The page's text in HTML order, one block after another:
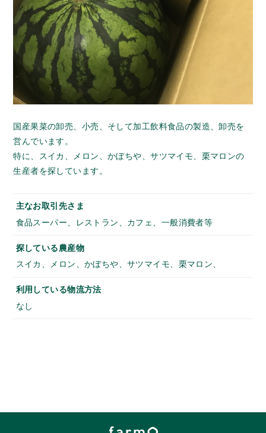
国産果菜の卸売、小売、そして加工飲料食品の製造、卸売を
営んでいます。
特に、スイカ、メロン、かぼちや、サツマイモ、栗マロンの
生産者を探しています。
主なお取引先さま
食品スーパー、レストラン、カフェ、一般消費者等
探している農産物
スイカ、メロン、かぼちや、サツマイモ、栗マロン、
利用している物流方法
なし